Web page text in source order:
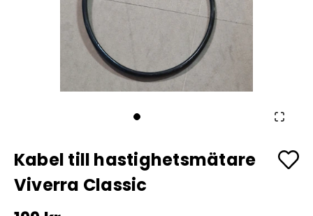
Kabel till hastighetsmätare
Viverra Classic